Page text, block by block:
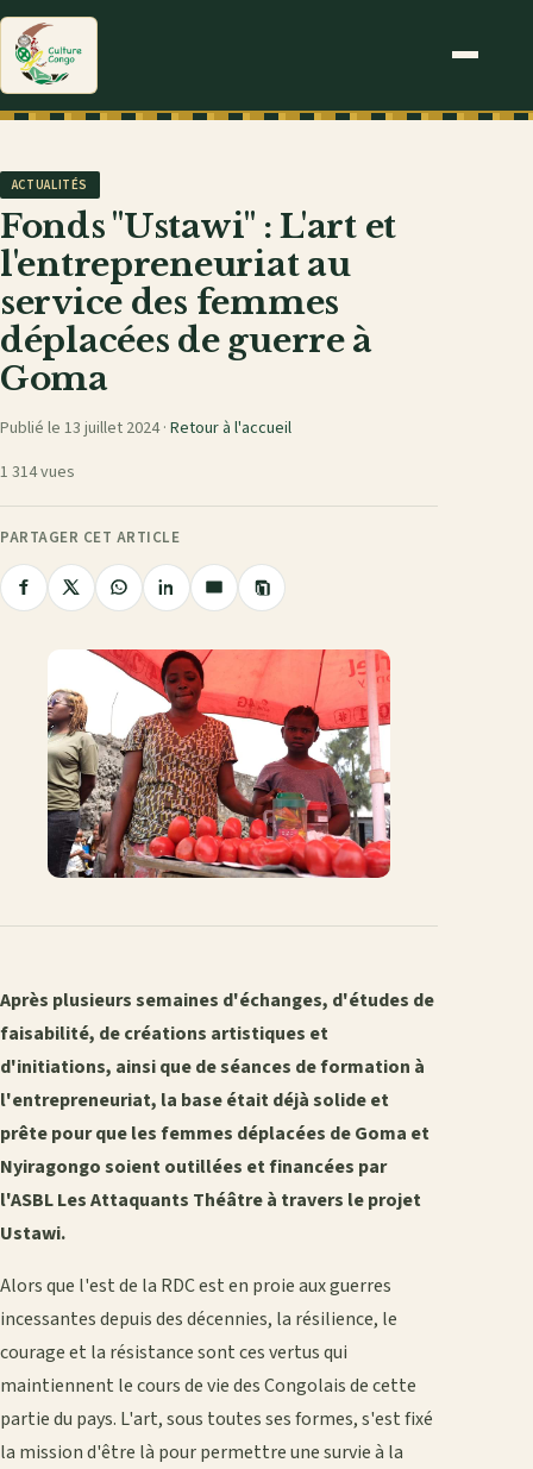
ACTUALITÉS
Fonds "Ustawi" : L'art et
l'entrepreneuriat au
service des femmes
déplacées de guerre à
Goma
Publié le 13 juillet 2024 · Retour à l'accueil
1 314 vues
PARTAGER CET ARTICLE
Partager
Facebook
PartagerPartager
WhatsApp
Partager
LinkedIn
Partager
mail
Copier
le
Après plusieurs semaines d'échanges, d'études de
faisabilité, de créations artistiques et
d'initiations, ainsi que de séances de formation à
l'entrepreneuriat, la base était déjà solide et
prête pour que les femmes déplacées de Goma et
Nyiragongo soient outillées et financées par
l'ASBL Les Attaquants Théâtre à travers le projet
Ustawi.
Alors que l'est de la RDC est en proie aux guerres
incessantes depuis des décennies, la résilience, le
courage et la résistance sont ces vertus qui
maintiennent le cours de vie des Congolais de cette
partie du pays. L'art, sous toutes ses formes, s'est fixé
la mission d'être là pour permettre une survie à la